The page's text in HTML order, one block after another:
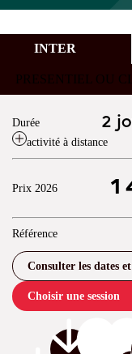
INTER
PRESENTIEL OU
Durée 2
activité à distance
Prix 2026 1
Référence
Consulter les dates
Choisir une session